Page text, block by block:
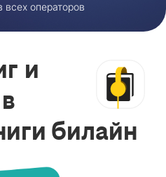
всех операторов
и
билайн